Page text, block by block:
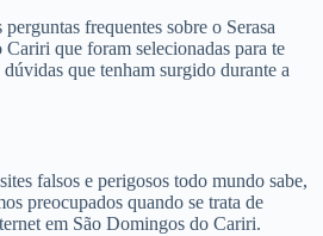
frequentes sobre o Serasa
que foram selecionadas para te
que tenham surgido durante a
falsos e perigosos todo mundo sabe,
preocupados quando se trata de
em São Domingos do Cariri.